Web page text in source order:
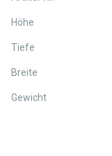
Höhe
Tiefe
Breite
Gewicht